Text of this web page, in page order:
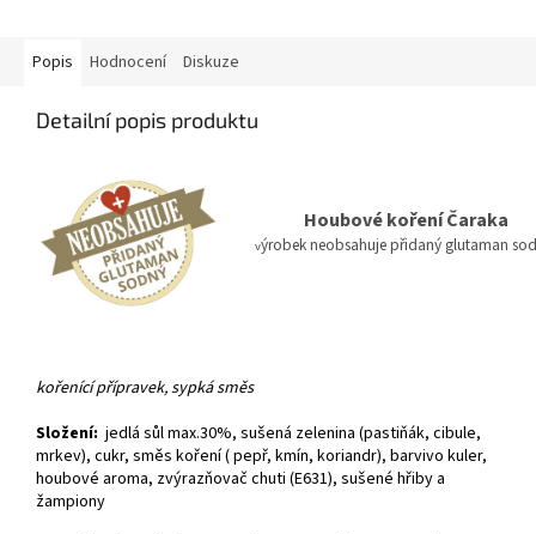
Popis Hodnocení Diskuze
Detailní popis produktu
Houbové koření Čaraka
výrobek neobsahuje přidaný glutaman
kořenící přípravek, sypká směs
Složení: jedlá sůl max.30%, sušená zelenina (pastiňák, cibule,
mrkev), cukr, směs koření ( pepř, kmín, koriandr), barvivo kuler,
houbové aroma, zvýrazňovač chuti (E631), sušené hřiby a
žampiony